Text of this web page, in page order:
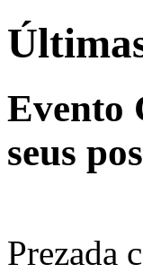
Evento
seus
Prezada